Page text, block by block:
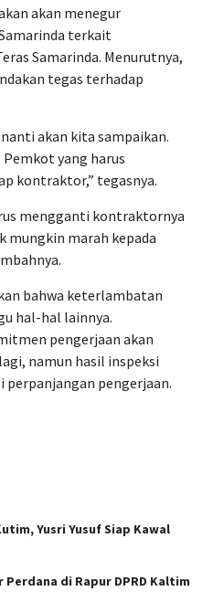
akan menegur
terkait
Samarinda. Menurutnya,
tegas terhadap
akan kita sampaikan.
yang harus
kontraktor,” tegasnya.
mengganti kontraktornya
mungkin marah kepada
bahwa keterlambatan
hal-hal lainnya.
pengerjaan akan
namun hasil inspeksi
perpanjangan pengerjaan.
Yusri Yusuf Siap Kawal
di Rapur DPRD Kaltim